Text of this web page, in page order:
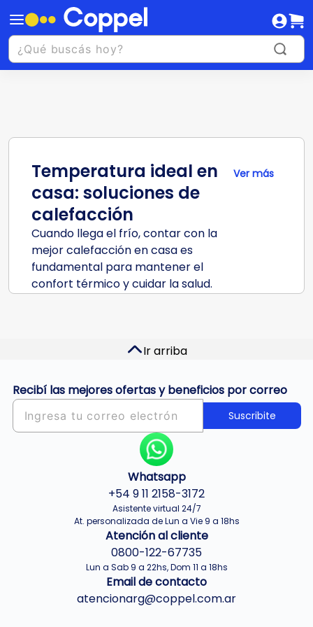
Ver más
Temperatura ideal en
casa: soluciones de
calefacción
Cuando llega el frío, contar con la
mejor calefacción en casa es
fundamental para mantener el
confort térmico y cuidar la salud.
comodidad. Descubrí nuestra
climatizaciónpara que disfrutes de
un ambiente cálido todo el
invierno.
Elegí el calefactor ideal
para tu espacio
Los calefactores eléctricos y a gas
son una excelente alternativa para
combatir las bajas temperaturas.
Hoy en día, muchos modelos
incluyen termostato regulable,
apagado automático y modo de
bajo consumo para brindarte
mayor seguridad.
Ir arriba
Recibí las mejores ofertas y beneficios por correo
Suscribite
Whatsapp
+54 9 11 2158-3172
Asistente virtual 24/7
At. personalizada de Lun a Vie 9 a 18hs
Atención al cliente
0800-122-67735
Lun a Sab 9 a 22hs, Dom 11 a 18hs
Email de contacto
atencionarg@coppel.com.ar